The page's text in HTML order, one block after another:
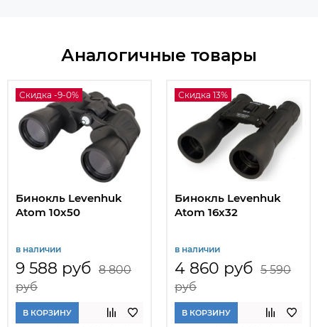
Аналогичные товары
Скидка -9-0%
Бинокль Levenhuk
Atom 10x50
в наличии
9 588 руб 8 800
руб
В КОРЗИНУ
Скидка 13%
Бинокль Levenhuk
Atom 16x32
в наличии
4 860 руб 5 590
руб
В КОРЗИНУ